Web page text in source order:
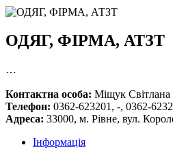
ОДЯГ, ФІРМА, АТЗТ
…
Контактна особа: Міщук Світлана
Телефон: 0362-623201, -, 0362-
Адреса: 33000, м. Рівне, вул.
Інформація